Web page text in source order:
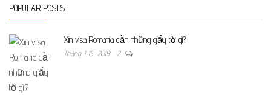
POPULAR POSTS
Xin visa Romania cần những giấy tờ gì?
Tháng 1 15, 2019 2